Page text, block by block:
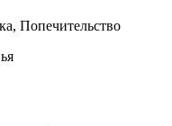
Попечительство